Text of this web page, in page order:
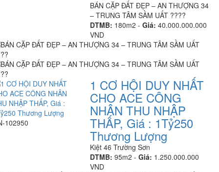
BÁN CẶP ĐẤT ĐẸP – AN THƯỢNG 34
– TRUNG TÂM SẦM UẤT ????
DTMB: 180m2 -Giá: 40.000.000.000
VND
102950
1 CƠ HỘI DUY NHẤT
CHO ACE CÔNG
NHÂN THU NHẬP
THẤP, Giá : 1Tỷ250
Thương Lượng
Kiệt 46 Trường Sơn
DTMB: 95m2 -Giá: 1.250.000.000
VND